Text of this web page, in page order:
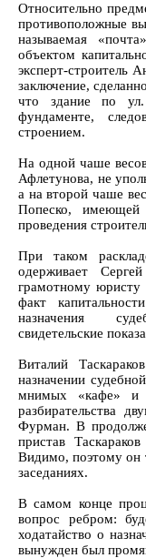
Относительно
противоположные
называемая
объектом
эксперт-строитель
заключение,
что здание по
фундаменте,
строением.
На одной чаше
Афлетунова, не
а на второй чаше
Попеско, имеющей
проведения
При таком
одерживает
грамотному юристу
факт
назначения
свидетельские
Виталий
назначении
мнимых «кафе» и
разбирательства
Фурман. В
пристав
Видимо, поэтому он
заседаниях.
В самом конце
вопрос ребром:
ходатайство о
вынужден был